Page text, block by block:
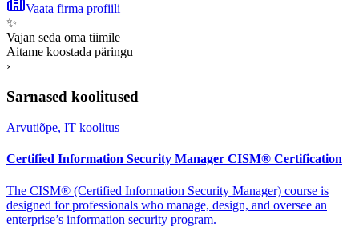
Vaata firma profiili
✨
Vajan seda oma tiimile
Aitame koostada päringu
›
Sarnased koolitused
Arvutiõpe, IT koolitus
Certified Information Security Manager CISM® Certification
The CISM® (Certified Information Security Manager) course is
designed for professionals who manage, design, and oversee an
enterprise’s information security program.